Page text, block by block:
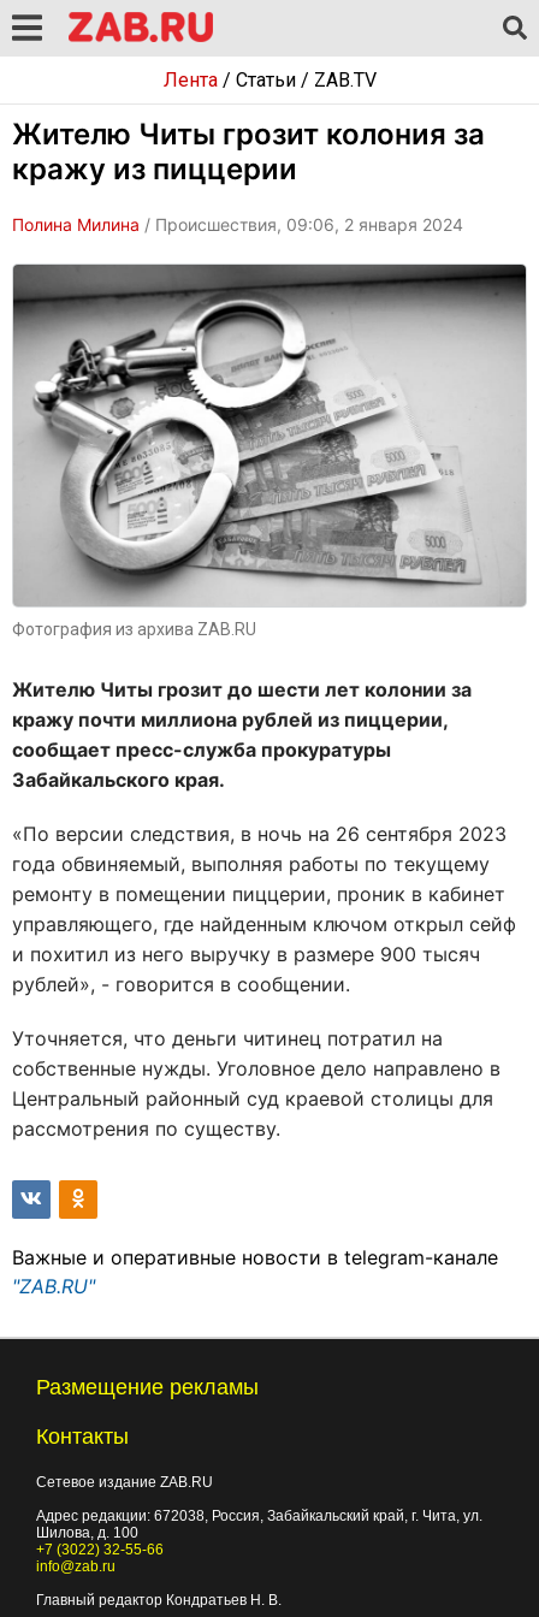
Лента/ Статьи/ ZAB.TV
Жителю Читы грозит колония за
кражу из пиццерии
Полина Милина / Происшествия, 09:06, 2 января 2024
Фотография из архива ZAB.RU
Жителю Читы грозит до шести лет колонии за
кражу почти миллиона рублей из пиццерии,
сообщает пресс-служба прокуратуры
Забайкальского края.
«По версии следствия, в ночь на 26 сентября 2023
года обвиняемый, выполняя работы по текущему
ремонту в помещении пиццерии, проник в кабинет
управляющего, где найденным ключом открыл сейф
и похитил из него выручку в размере 900 тысяч
рублей», - говорится в сообщении.
Уточняется, что деньги читинец потратил на
собственные нужды. Уголовное дело направлено в
Центральный районный суд краевой столицы для
рассмотрения по существу.
Важные и оперативные новости в telegram-канале
"ZAB.RU"
Размещение рекламы
Контакты
Сетевое издание ZAB.RU
Адрес редакции: 672038 , Россия, Забайкальский край, г. Чита ул.
Шилова, д. 100
+7 (3022) 32-55-66
info@zab.ru
Главный редактор Кондратьев Н. В.